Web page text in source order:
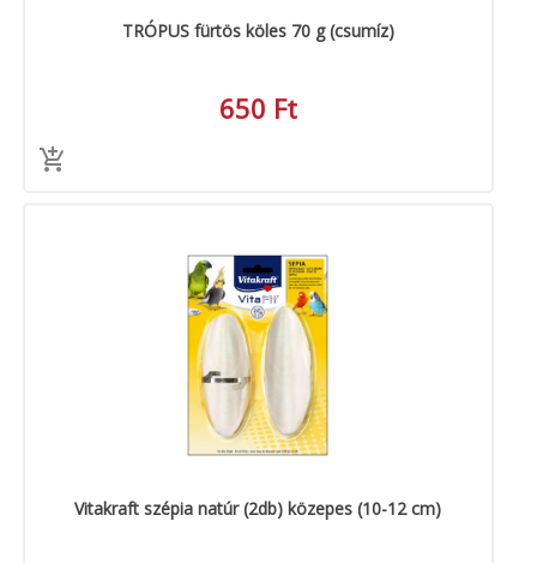
TRÓPUS fürtös köles 70 g (csumíz)
650 Ft
Vitakraft szépia natúr (2db) közepes (10-12 cm)